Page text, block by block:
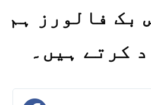
فیس بک فالورز ہم
کرتے ہیں۔